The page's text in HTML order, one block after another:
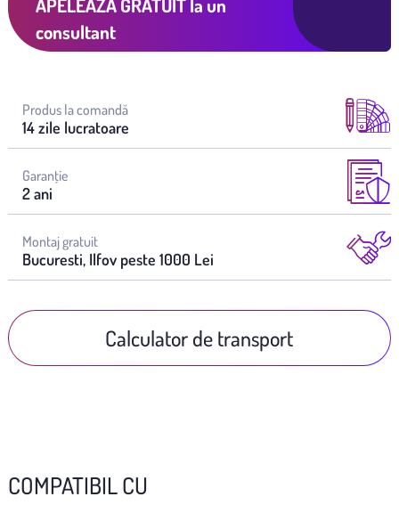
consultant
Produs la comandă
14 zile lucratoare
Garanţie
2 ani
Montaj gratuit
Bucuresti, Ilfov peste 1000 Lei
Calculator de transport
COMPATIBIL CU